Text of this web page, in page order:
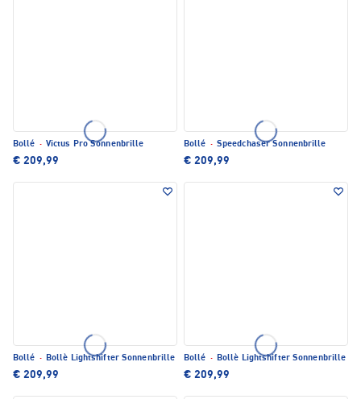
Bollé · Victus Pro Sonnenbrille
€ 209,99
Bollé · Speedchaser Sonnenbrille
€ 209,99
Bollé · Bollè Lightshifter Sonnenbrille
€ 209,99
Bollé · Bollè Lightshifter Sonnenbrille
€ 209,99